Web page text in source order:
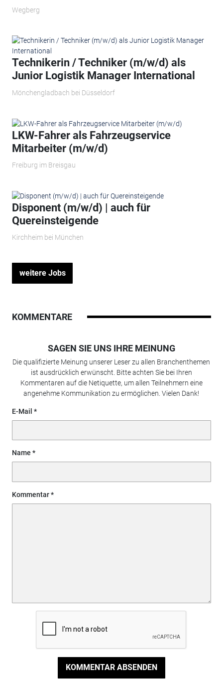
Wegberg
Technikerin / Techniker (m/w/d) als
Junior Logistik Manager International
Mönchengladbach bei Düsseldorf
LKW-Fahrer als Fahrzeugservice
Mitarbeiter (m/w/d)
Freiburg im Breisgau
Disponent (m/w/d) | auch für
Quereinsteigende
Kirchheim bei München
weitere Jobs
KOMMENTARE
SAGEN SIE UNS IHRE MEINUNG
Die qualifizierte Meinung unserer Leser zu allen Branchenthemen
ist ausdrücklich erwünscht. Bitte achten Sie bei Ihren
Kommentaren auf die Netiquette, um allen Teilnehmern eine
angenehme Kommunikation zu ermöglichen. Vielen Dank!
E-Mail
Name
Kommentar
KOMMENTAR ABSENDEN